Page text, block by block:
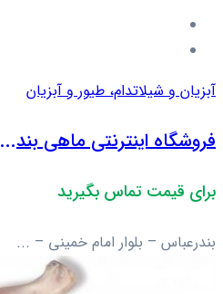
آبزیان و شیلاتدام، طیور و آبزیان
فروشگاه اینترنتی ماهی بند...
برای قیمت تماس بگیرید
بندرعباس – بلوار امام خمینی – ...